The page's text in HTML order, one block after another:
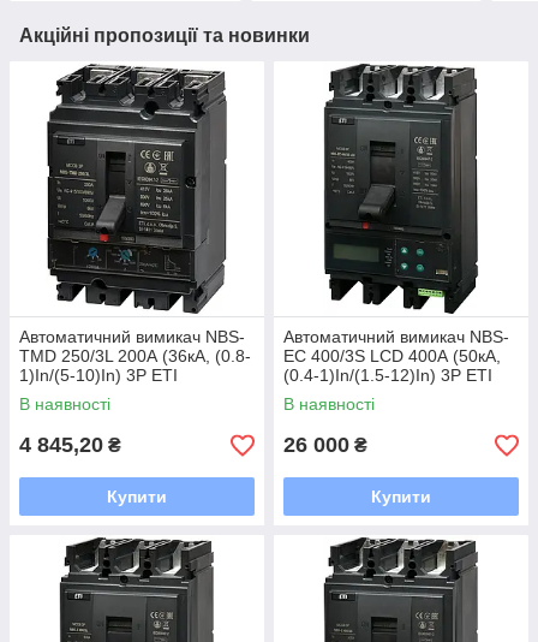
Акційні пропозиції та новинки
Автоматичний вимикач NBS-
TMD 250/3L 200А (36кА, (0.8-
1)In/(5-10)In) 3P ETI
В наявності
4 845,20 ₴
Купити
Автоматичний вимикач NBS-
EC 400/3S LCD 400А (50кА,
(0.4-1)In/(1.5-12)In) 3P ETI
В наявності
26 000 ₴
Купити